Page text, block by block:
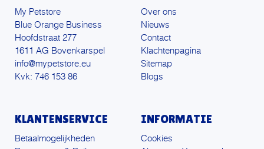
My Petstore
Blue Orange Business
Hoofdstraat 277
1611 AG Bovenkarspel
info@mypetstore.eu
Kvk: 746 153 86
Over ons
Nieuws
Contact
Klachtenpagina
Sitemap
Blogs
KLANTENSERVICE
Betaalmogelijkheden
INFORMATIE
Cookies